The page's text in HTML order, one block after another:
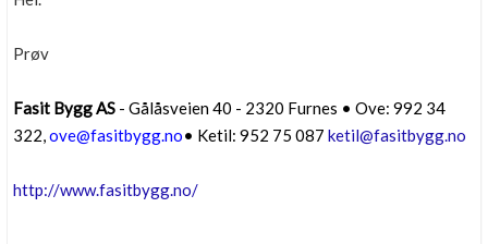
Prøv
Fasit Bygg AS - Gålåsveien 40 - 2320 Furnes • Ove: 992 34
322,ove@fasitbygg.no• Ketil: 952 75 087 ketil@fasitbygg.no
http://www.fasitbygg.no/